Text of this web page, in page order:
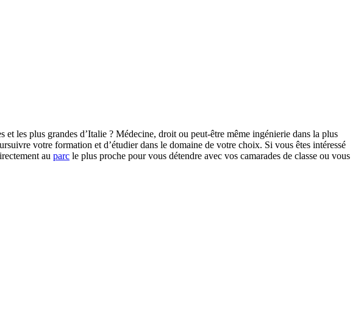
et les plus grandes d’Italie ? Médecine, droit ou peut-être même ingénierie dans la plus
votre formation et d’étudier dans le domaine de votre choix. Si vous êtes intéressé
au parc le plus proche pour vous détendre avec vos camarades de classe ou vous